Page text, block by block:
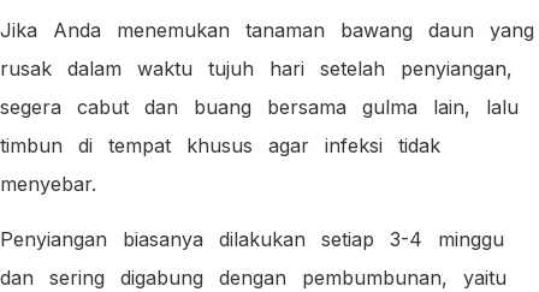
Jika Anda menemukan tanaman bawang daun yang
rusak dalam waktu tujuh hari setelah penyiangan,
segera cabut dan buang bersama gulma lain, lalu
timbun di tempat khusus agar infeksi tidak
menyebar.
Penyiangan biasanya dilakukan setiap 3-4 minggu
dan sering digabung dengan pembumbunan, yaitu